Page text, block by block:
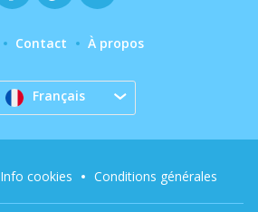
Contact À propos
Français
Info cookies Conditions générales